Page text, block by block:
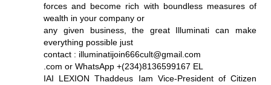
forces and become rich with boundless measures of
wealth in your company or
any given business, the great Illuminati can make
everything possible just
contact : illuminatijoin666cult@gmail.com
.com or WhatsApp +(234)8136599167 EL
IAI LEXION Thaddeus Iam Vice-President of Citizen